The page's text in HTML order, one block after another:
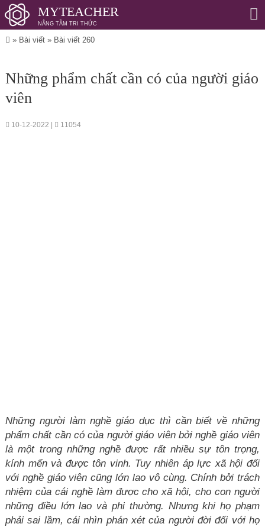
MYTEACHER
NÂNG TẦM TRI THỨC
» Bài viết» Bài viết 260
Những phẩm chất cần có của người giáo
viên
10-12-2022 | 11054
Những người làm nghề giáo dục thì cần biết về những
phẩm chất cần có của người giáo viên bởi nghề giáo viên
là một trong những nghề được rất nhiều sự tôn trọng,
kính mến và được tôn vinh. Tuy nhiên áp lực xã hội đối
với nghề giáo viên cũng lớn lao vô cùng. Chính bởi trách
nhiệm của cái nghề làm được cho xã hội, cho con người
những điều lớn lao và phi thường. Nhưng khi họ phạm
phải sai lầm, cái nhìn phán xét của người đời đối với họ